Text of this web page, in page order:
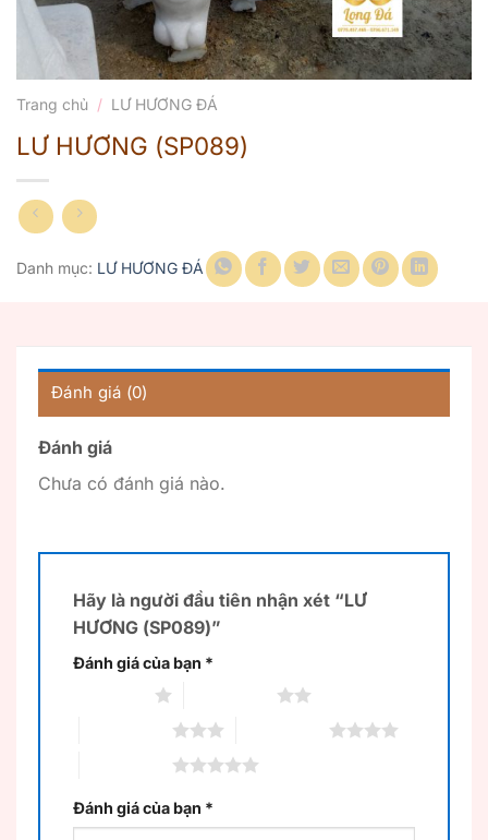
Trang chủ / LƯ HƯƠNG ĐÁ
LƯ HƯƠNG (SP089)
Danh mục: LƯ HƯƠNG ĐÁ
Đánh giá (0)
Đánh giá
Chưa có đánh giá nào.
Hãy là người đầu tiên nhận xét “LƯ
HƯƠNG (SP089)”
Đánh giá của bạn *
Đánh giá của bạn *